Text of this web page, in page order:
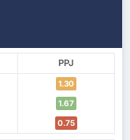
PPJ
1.30
1.67
0.75